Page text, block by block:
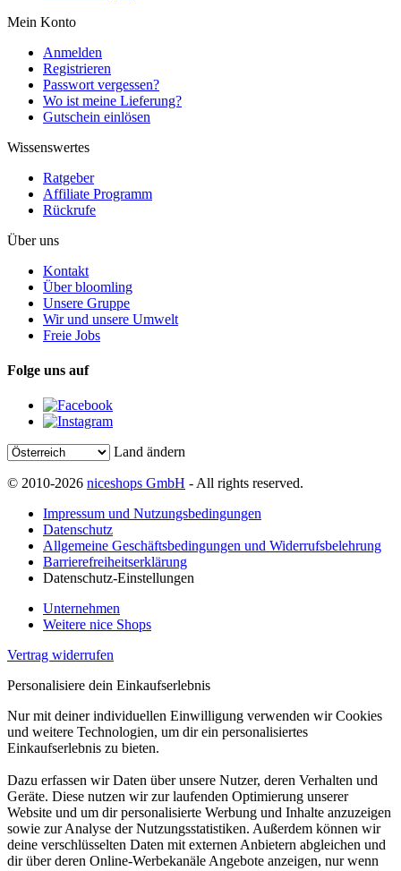
Mein Konto
Anmelden
Registrieren
Passwort vergessen?
Wo ist meine Lieferung?
Gutschein einlösen
Wissenswertes
Ratgeber
Affiliate Programm
Rückrufe
Über uns
Kontakt
Über bloomling
Unsere Gruppe
Wir und unsere Umwelt
Freie Jobs
Folge uns auf
Land ändern
© 2010-2026 niceshops GmbH - All rights reserved.
Impressum und Nutzungsbedingungen
Datenschutz
Allgemeine Geschäftsbedingungen und Widerrufsbelehrung
Barrierefreiheitserklärung
Datenschutz-Einstellungen
Unternehmen
Weitere nice Shops
Vertrag widerrufen
Personalisiere dein Einkaufserlebnis
Nur mit deiner individuellen Einwilligung verwenden wir Cookies
und weitere Technologien, um dir ein personalisiertes
Einkaufserlebnis zu bieten.
Dazu erfassen wir Daten über unsere Nutzer, deren Verhalten und
Geräte. Diese nutzen wir zur laufenden Optimierung unserer
Website und um dir personalisierte Werbung und Inhalte anzuzeigen
sowie zur Analyse der Nutzungsstatistiken. Außerdem können wir
deine verschlüsselten Daten mit externen Anbietern abgleichen und
dir über deren Online-Werbekanäle Angebote anzeigen, nur wenn